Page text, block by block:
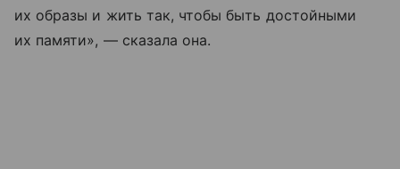
их образы и жить так, чтобы быть достойными
их памяти», — сказала она.